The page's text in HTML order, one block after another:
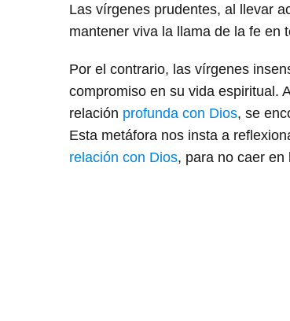
Las vírgenes prudentes, al llevar
mantener viva la llama de la fe en
Por el contrario, las vírgenes
compromiso en su vida espiritual.
relación profunda con Dios, se
Esta metáfora nos insta a
relación con Dios, para no caer en